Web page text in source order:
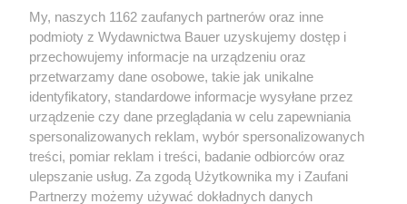
AKTUALNOŚCI
Rusza plebiscyt Auto Lider 2023
AKTUALNOŚCI
Oddaj głos w
2023 i wygraj 20
Głosowanie trwa
minut
My, naszych 1162 zaufanych partnerów oraz inne
podmioty z Wydawnictwa Bauer uzyskujemy dostęp i
przechowujemy informacje na urządzeniu oraz
przetwarzamy dane osobowe, takie jak unikalne
identyfikatory, standardowe informacje wysyłane przez
urządzenie czy dane przeglądania w celu zapewniania
spersonalizowanych reklam, wybór spersonalizowanych
treści, pomiar reklam i treści, badanie odbiorców oraz
ulepszanie usług. Za zgodą Użytkownika my i Zaufani
Partnerzy możemy używać dokładnych danych